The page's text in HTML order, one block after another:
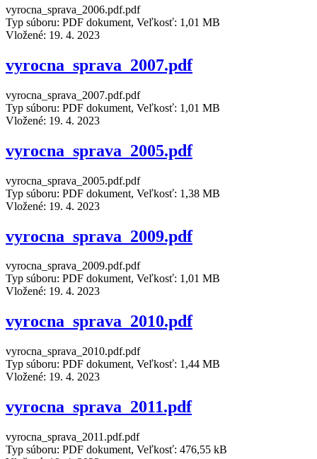
vyrocna_sprava_2006.pdf.pdf
Typ súboru: PDF dokument, Veľkosť: 1,01 MB
Vložené: 19. 4. 2023
vyrocna_sprava_2007.pdf
vyrocna_sprava_2007.pdf.pdf
Typ súboru: PDF dokument, Veľkosť: 1,01 MB
Vložené: 19. 4. 2023
vyrocna_sprava_2005.pdf
vyrocna_sprava_2005.pdf.pdf
Typ súboru: PDF dokument, Veľkosť: 1,38 MB
Vložené: 19. 4. 2023
vyrocna_sprava_2009.pdf
vyrocna_sprava_2009.pdf.pdf
Typ súboru: PDF dokument, Veľkosť: 1,01 MB
Vložené: 19. 4. 2023
vyrocna_sprava_2010.pdf
vyrocna_sprava_2010.pdf.pdf
Typ súboru: PDF dokument, Veľkosť: 1,44 MB
Vložené: 19. 4. 2023
vyrocna_sprava_2011.pdf
vyrocna_sprava_2011.pdf.pdf
Typ súboru: PDF dokument, Veľkosť: 476,55 kB